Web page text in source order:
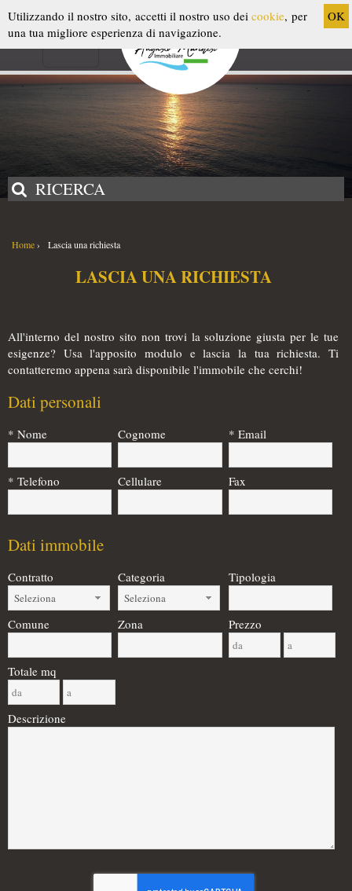
MOBILE APP
Scarica l'applicazione
Utilizzando il nostro sito, accetti il nostro uso dei cookie, per
una tua migliore esperienza di navigazione.
OK
RICERCA
Home› Lascia una richiesta
LASCIA UNA RICHIESTA
All'interno del nostro sito non trovi la soluzione giusta per le tue
esigenze? Usa l'apposito modulo e lascia la tua richiesta. Ti
contatteremo appena sarà disponibile l'immobile che cerchi!
Dati personali
* Nome Cognome * Email
* Telefono Cellulare Fax
Dati immobile
Contratto
Seleziona
Categoria
Seleziona
Tipologia
Comune Zona Prezzo
Totale mq
Descrizione